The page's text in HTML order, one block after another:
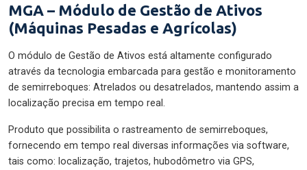
MGA – Módulo de Gestão de Ativos
(Máquinas Pesadas e Agrícolas)
O módulo de Gestão de Ativos está altamente configurado
através da tecnologia embarcada para gestão e monitoramento
de semirreboques: Atrelados ou desatrelados, mantendo assim a
localização precisa em tempo real.
Produto que possibilita o rastreamento de semirreboques,
fornecendo em tempo real diversas informações via software,
tais como: localização, trajetos, hubodômetro via GPS,